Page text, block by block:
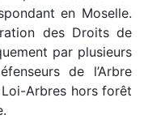
en Moselle.
des Droits de
par plusieurs
de l’Arbre
Arbres hors forêt